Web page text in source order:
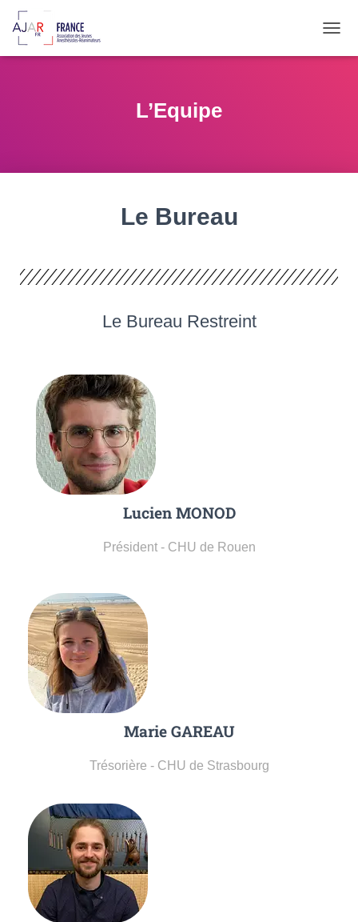
L’Equipe
Le Bureau
Le Bureau Restreint
Lucien MONOD
Président - CHU de Rouen
Marie GAREAU
Trésorière - CHU de Strasbourg